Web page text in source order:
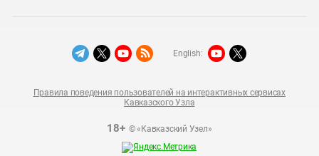
18+© «Кавказский Узел»
Правила поведения пользователей на интерактивных сервисах
Кавказского Узла
English: